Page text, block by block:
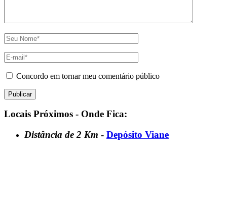
Concordo em tornar meu comentário público
Locais Próximos - Onde Fica:
Distância de 2 Km - Depósito Viane